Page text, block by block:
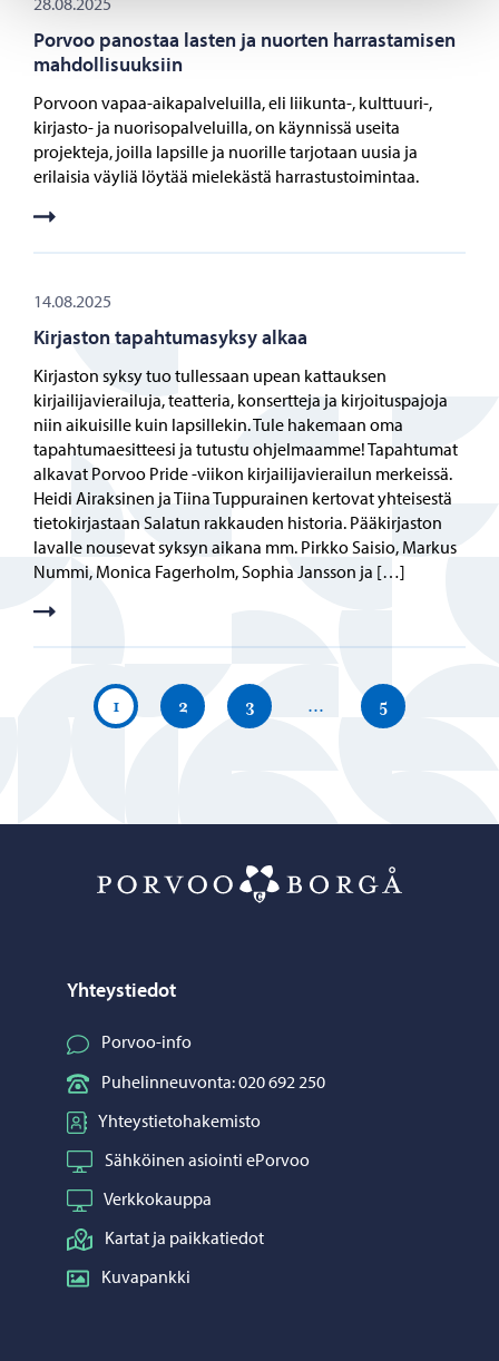
Porvoo panostaa lasten ja nuorten harrastamisen
mahdollisuuksiin
Porvoon vapaa-aikapalveluilla, eli liikunta-, kulttuuri-,
kirjasto- ja nuorisopalveluilla, on käynnissä useita
projekteja, joilla lapsille ja nuorille tarjotaan uusia ja
erilaisia väyliä löytää mielekästä harrastustoimintaa.
14.08.2025
Kirjaston tapahtumasyksy alkaa
Kirjaston syksy tuo tullessaan upean kattauksen
kirjailijavierailuja, teatteria, konsertteja ja kirjoituspajoja
niin aikuisille kuin lapsillekin. Tule hakemaan oma
tapahtumaesitteesi ja tutustu ohjelmaamme! Tapahtumat
alkavat Porvoo Pride -viikon kirjailijavierailun merkeissä.
Heidi Airaksinen ja Tiina Tuppurainen kertovat yhteisestä
tietokirjastaan Salatun rakkauden historia. Pääkirjaston
lavalle nousevat syksyn aikana mm. Pirkko Saisio, Markus
Nummi, Monica Fagerholm, Sophia Jansson ja […]
1 2 3 … 5
Yhteystiedot
Porvoo-info
Puhelinneuvonta: 020 692 250
Yhteystietohakemisto
Sähköinen asiointi ePorvoo
Verkkokauppa
Kartat ja paikkatiedot
Kuvapankki